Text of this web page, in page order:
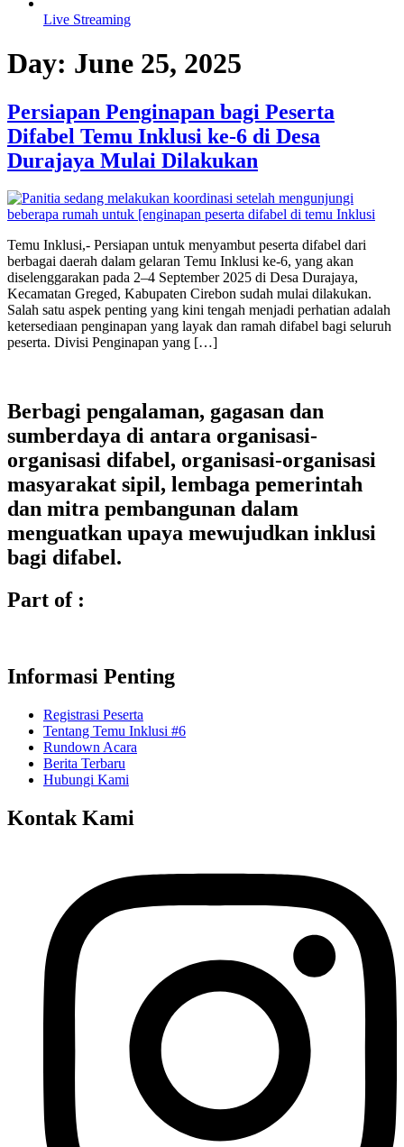
Live Streaming
Day: June 25, 2025
Persiapan Penginapan bagi Peserta
Difabel Temu Inklusi ke-6 di Desa
Durajaya Mulai Dilakukan
Temu Inklusi,- Persiapan untuk menyambut peserta difabel dari
berbagai daerah dalam gelaran Temu Inklusi ke-6, yang akan
diselenggarakan pada 2–4 September 2025 di Desa Durajaya,
Kecamatan Greged, Kabupaten Cirebon sudah mulai dilakukan.
Salah satu aspek penting yang kini tengah menjadi perhatian adalah
ketersediaan penginapan yang layak dan ramah difabel bagi seluruh
peserta. Divisi Penginapan yang […]
Berbagi pengalaman, gagasan dan
sumberdaya di antara organisasi-
organisasi difabel, organisasi-organisasi
masyarakat sipil, lembaga pemerintah
dan mitra pembangunan dalam
menguatkan upaya mewujudkan inklusi
bagi difabel.
Part of :
Informasi Penting
Registrasi Peserta
Tentang Temu Inklusi #6
Rundown Acara
Berita Terbaru
Hubungi Kami
Kontak Kami